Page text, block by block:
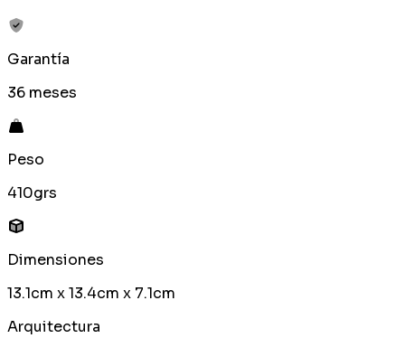
Garantía
36 meses
Peso
410grs
Dimensiones
13.1cm x 13.4cm x 7.1cm
Arquitectura